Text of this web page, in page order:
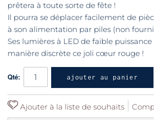
prêtera à toute sorte de fête !
Il pourra se déplacer facilement de
à son alimentation par piles (non
Ses lumières à LED de faible
manière discrète ce joli cœur rouge !
Qté: ajouter au panier
Ajouter à la liste de souhaits